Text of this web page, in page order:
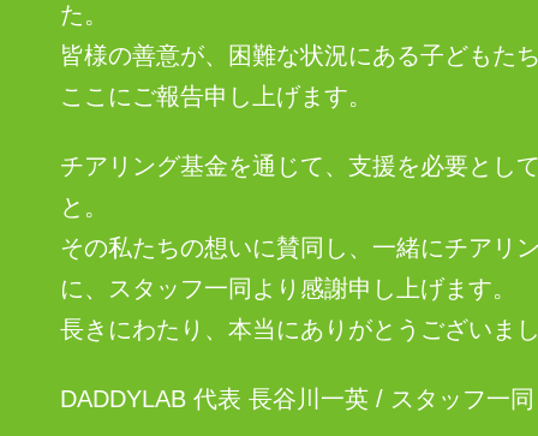
た。
皆様の善意が、困難な状況にある子どもた
ここにご報告申し上げます。
チアリング基金を通じて、支援を必要とし
と。
その私たちの想いに賛同し、一緒にチアリ
に、スタッフ一同より感謝申し上げます。
長きにわたり、本当にありがとうございま
DADDYLAB 代表 長谷川一英 / スタッフ一同